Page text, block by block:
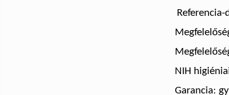
NIH
Garancia: